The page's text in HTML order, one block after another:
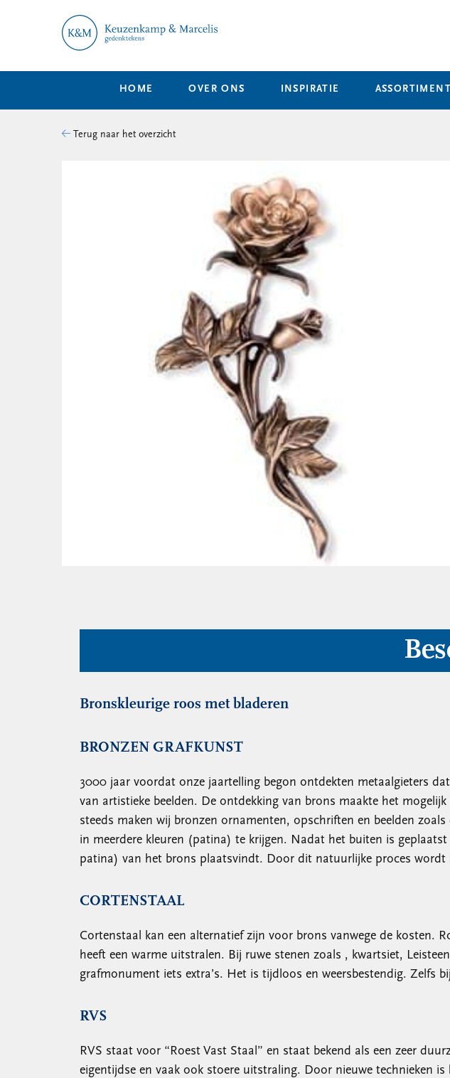
HOME OVER ONS INSPIRATIE ASSORTIMENT
Terug naar het overzicht
Bronskleurige roos met bladeren
BRONZEN GRAFKUNST
3000 jaar voordat onze jaartelling begon ontdekten metaalgieters
van artistieke beelden. De ontdekking van brons maakte het
steeds maken wij bronzen ornamenten, opschriften en beelden
in meerdere kleuren (patina) te krijgen. Nadat het buiten is
patina) van het brons plaatsvindt. Door dit natuurlijke proces wordt
CORTENSTAAL
Cortenstaal kan een alternatief zijn voor brons vanwege de kosten.
heeft een warme uitstralen. Bij ruwe stenen zoals , kwartsiet,
grafmonument iets extra’s. Het is tijdloos en weersbestendig. Zelfs
RVS
RVS staat voor “Roest Vast Staal” en staat bekend als een zeer
eigentijdse en vaak ook stoere uitstraling. Door nieuwe technieken